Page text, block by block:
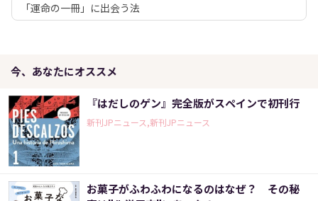
「運命の一冊」に出会う法
今、あなたにオススメ
『はだしのゲン』完全版がスペインで初刊行
新刊JPニュース,新刊JPニュース
お菓子がふわふわになるのはなぜ？ その秘